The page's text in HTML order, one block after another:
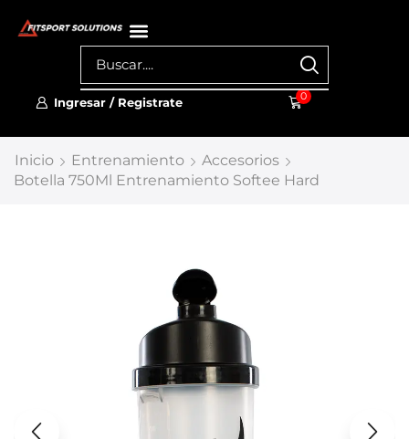
Ingresar / Registrate 0
Inicio Entrenamiento
Accesorios
Botella 750Ml Entrenamiento Softee Hard